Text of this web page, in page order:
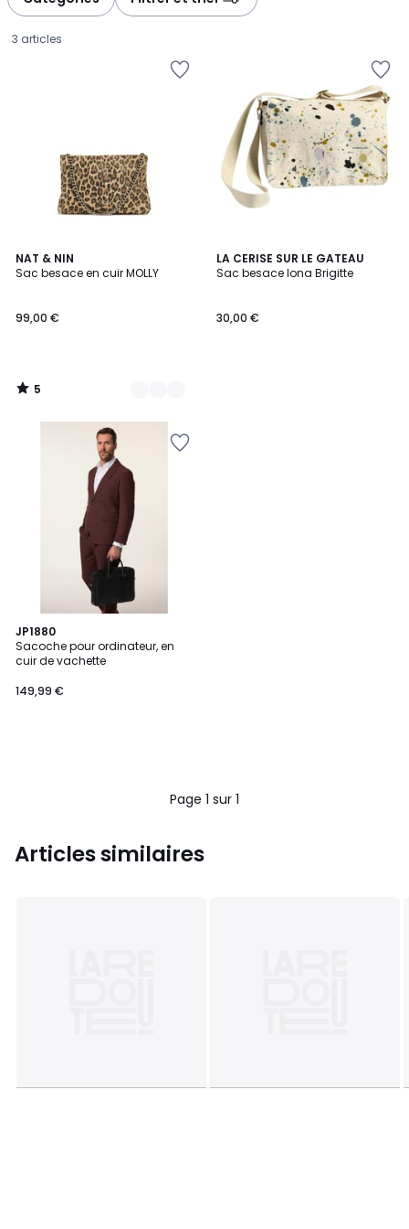
3 articles
NAT & NIN
Sac besace en cuir MOLLY
€.
99,00 €
5
/
2
Couleurs
5
/
LA CERISE SUR LE GATEAU
Sac besace Iona Brigitte
30,00 €
JP1880
Sacoche pour ordinateur, en
cuir de vachette
149,99 €
Page 1 sur 1
Articles similaires